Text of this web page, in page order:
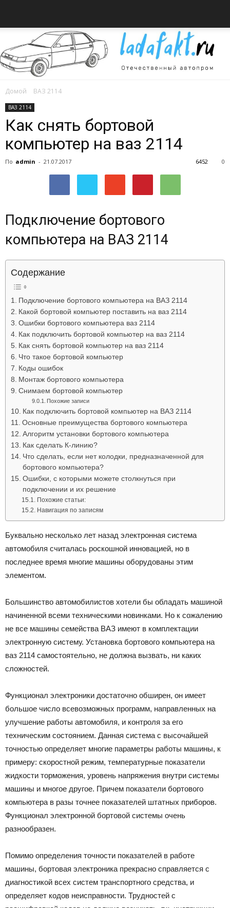
об
автомобилях
Лада
Домой ВАЗ 2114
ВАЗ 2114
Как снять бортовой
компьютер на ваз 2114
По admin - 21.07.2017 0
6452
Подключение бортового
компьютера на ВАЗ 2114
Содержание
Подключение бортового компьютера на ВАЗ 2114
Какой бортовой компьютер поставить на ваз 2114
Ошибки бортового компьютера ваз 2114
Как подключить бортовой компьютер на ваз 2114
Как снять бортовой компьютер на ваз 2114
Что такое бортовой компьютер
Коды ошибок
Монтаж бортового компьютера
Снимаем бортовой компьютер
Похожие записи
Как подключить бортовой компьютер на ВАЗ 2114
Основные преимущества бортового компьютера
Алгоритм установки бортового компьютера
Как сделать К-линию?
Что сделать, если нет колодки, предназначенной для
бортового компьютера?
Ошибки, с которыми можете столкнуться при
подключении и их решение
Похожие статьи:
Навигация по записям
Буквально несколько лет назад электронная система
автомобиля считалась роскошной инновацией, но в
последнее время многие машины оборудованы этим
элементом.
Большинство автомобилистов хотели бы обладать машиной
начиненной всеми техническими новинками. Но к сожалению
не все машины семейства ВАЗ имеют в комплектации
электронную систему. Установка бортового компьютера на
ваз 2114 самостоятельно, не должна вызвать, ни каких
сложностей.
Функционал электроники достаточно обширен, он имеет
большое число всевозможных программ, направленных на
улучшение работы автомобиля, и контроля за его
техническим состоянием. Данная система с высочайшей
точностью определяет многие параметры работы машины, к
примеру: скоростной режим, температурные показатели
жидкости торможения, уровень напряжения внутри системы
машины и многое другое. Причем показатели бортового
компьютера в разы точнее показателей штатных приборов.
Функционал электронной бортовой системы очень
разнообразен.
Помимо определения точности показателей в работе
машины, бортовая электроника прекрасно справляется с
диагностикой всех систем транспортного средства, и
определяет кодов неисправности. Трудностей с